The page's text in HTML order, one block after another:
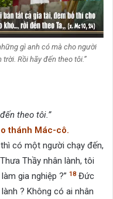
gì anh có mà cho người
Rồi hãy đến theo tôi.”
theo tôi.”
thánh Mác-cô.
có một người chạy đến,
Thầy nhân lành, tôi
gia nghiệp ?” 18 Đức
? Không có ai nhân